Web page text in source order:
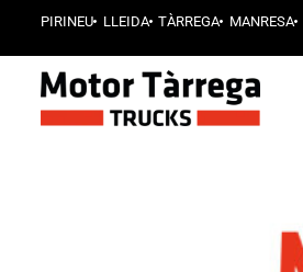
PIRINEU LLEIDA TÀRREGA MANRESA